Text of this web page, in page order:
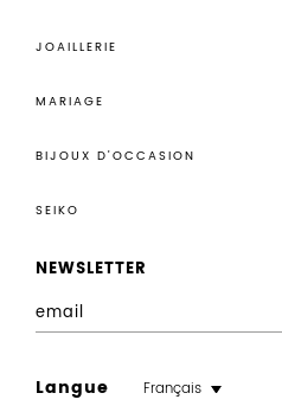
JOAILLERIE
MARIAGE
BIJOUX D’OCCASION
SEIKO
NEWSLETTER
Langue Français